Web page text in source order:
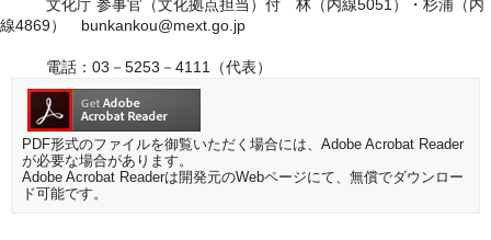
文化庁 参事官（文化拠点担当）付 林（内線5051）・杉浦（内
線4869） bunkankou@mext.go.jp
電話：03－5253－4111（代表）
PDF形式のファイルを御覧いただく場合には、Adobe Acrobat Reader
が必要な場合があります。
Adobe Acrobat Readerは開発元のWebページにて、無償でダウンロー
ド可能です。